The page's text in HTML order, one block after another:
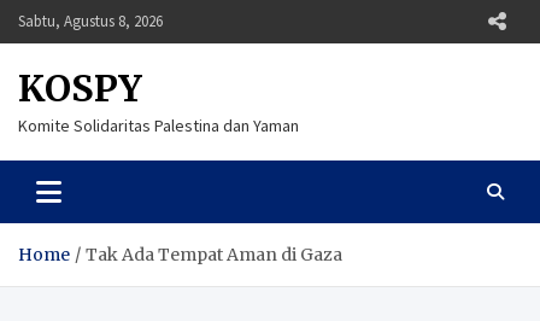
Skip
to
Sabtu, Agustus 8, 2026
KOSPY
Komite Solidaritas Palestina dan Yaman
Home Tak Ada Tempat Aman di Gaza